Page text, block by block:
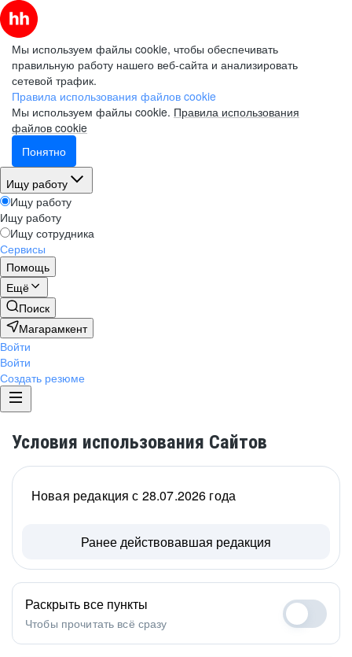
Мы используем файлы cookie, чтобы обеспечивать
правильную работу нашего веб-сайта и анализировать
сетевой трафик.
Правила использования файлов cookie
Мы используем файлы cookie. Правила использования
файлов cookie
Понятно
Ищу работу
Ищу работу
Ищу работу
Ищу сотрудника
Сервисы
Помощь
Ещё
Поиск
Магарамкент
Войти
Войти
Создать резюме
Условия использования Сайтов
Новая редакция с 28.07.2026 года
Ранее действовавшая редакция
Раскрыть все пункты
Чтобы прочитать всё сразу